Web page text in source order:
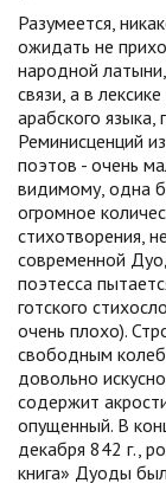
Разумеется,
ожидать не
народной
связи, а в
арабского
Реминисценций
поэтов - очень
видимому, одна
огромное
стихотворения,
современной
поэтесса
готского
очень плохо).
свободным
довольно
содержит
опущенный. В
декабря 842 г.,
книга» Дуоды